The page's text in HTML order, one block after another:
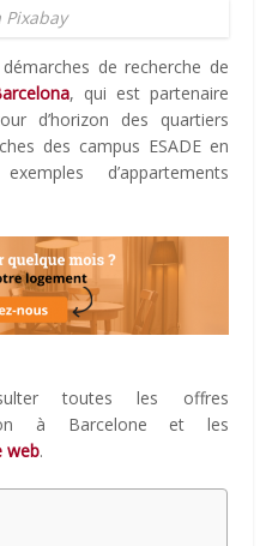
Pixabay
de recherche de
, qui est partenaire
d’horizon des quartiers
des campus ESADE en
d’appartements
toutes les offres
à Barcelone et les
web.